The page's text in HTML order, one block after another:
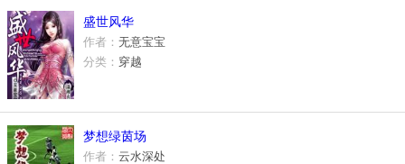
盛世风华
作者： 无意宝宝
分类： 穿越
梦想绿茵场
作者： 云水深处